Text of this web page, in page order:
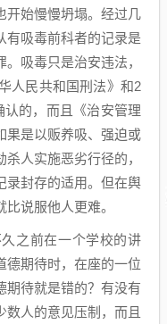
开始慢慢坍塌。经过几
有吸毒前科者的记录是
吸毒只是治安违法，
人民共和国刑法》和2
的，而且《治安管理
果是以贩养吸、强迫或
人实施恶劣行径的，
录封存的适用。但在舆
说服他人更难。
之前在一个学校的讲
德期待时，在座的一位
期待就是错的？有没有
人的意见压制，而且